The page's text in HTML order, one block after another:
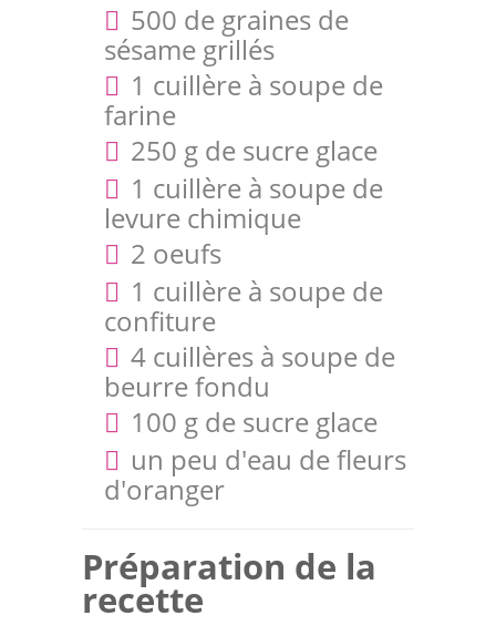
500 de graines de
sésame grillés
1 cuillère à soupe de
farine
250 g de sucre glace
1 cuillère à soupe de
levure chimique
2 oeufs
1 cuillère à soupe de
confiture
4 cuillères à soupe de
beurre fondu
100 g de sucre glace
un peu d'eau de fleurs
d'oranger
Préparation de la
recette